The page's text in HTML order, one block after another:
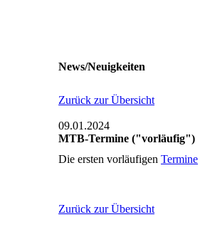
News/Neuigkeiten
Zurück zur Übersicht
09.01.2024
MTB-Termine ("vorläufig")
Die ersten vorläufigen Termine
Zurück zur Übersicht